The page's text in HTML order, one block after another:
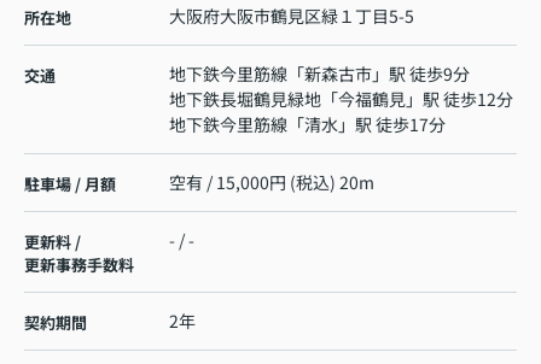
所在地 大阪府大阪市鶴見区緑 １丁目5-5
交通 地下鉄今里筋線 「新森古市」駅 徒歩9分
地下鉄長堀鶴見緑地 「今福鶴見」駅 徒歩12分
地下鉄今里筋線 「清水 」駅 徒歩17分
駐車場 / 月額 空有 / 15,000円 (税込) 20m
更新料 /
更新事務手数料
- / -
契約期間 2年